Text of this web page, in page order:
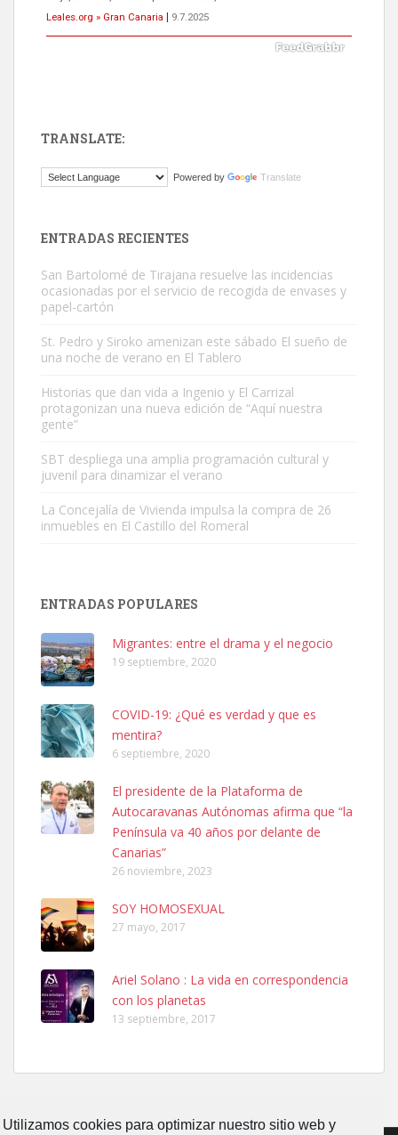
Utilizamos cookies para optimizar nuestro sitio web y
Leales.org » Gran Canaria
9.7.2025
El ayuntamiento se va a llevar a Los Gatos callejeros de la zona los
Este gato macho ha aparecido en la calle hace menos de un mes,
es muy manso y extremadamente cari...
Leales.org » Gran Canaria
Leales.org » Gran Canaria
SHIBA PERDIDO AVDA JOSE MESA Y LOPEZ
PERRO MACHO RAZA SHIBA CON MICROCHIP PERDIDO HOY
06/07/2025 ZONA MESA Y LOPEZ. ES MUY ASUSTADIZO
Leales.org » Gran Canaria
6.7.2025
Ninfa perdida
El día 5 se los perdió una ninfa papillera, asustada tiene miedo a la
calle, se perdió por la zon...
TRANSLATE:
Powered by Translate
ENTRADAS RECIENTES
San Bartolomé de Tirajana resuelve las incidencias
ocasionadas por el servicio de recogida de envases y
papel-cartón
St. Pedro y Siroko amenizan este sábado El sueño de
una noche de verano en El Tablero
Historias que dan vida a Ingenio y El Carrizal
protagonizan una nueva edición de “Aquí nuestra
gente”
SBT despliega una amplia programación cultural y
juvenil para dinamizar el verano
La Concejalía de Vivienda impulsa la compra de 26
inmuebles en El Castillo del Romeral
ENTRADAS POPULARES
Migrantes: entre el drama y el negocio
19 septiembre, 2020
COVID-19: ¿Qué es verdad y que es
mentira?
6 septiembre, 2020
El presidente de la Plataforma de
Autocaravanas Autónomas afirma que “la
Península va 40 años por delante de
Canarias”
26 noviembre, 2023
SOY HOMOSEXUAL
27 mayo, 2017
Ariel Solano : La vida en correspondencia
con los planetas
13 septiembre, 2017